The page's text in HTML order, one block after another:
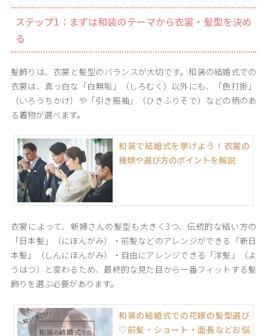
ステップ1：まずは和装のテーマから衣裳・髪型を決め
る
髪飾りは、衣裳と髪型のバランスが大切です。和装の結婚式での
衣裳は、真っ白な「白無垢」（しろむく）以外にも、「色打掛」
（いろうちかけ）や「引き振袖」（ひきふりそで）などの柄のあ
る着物が選べます。
和装で結婚式を挙げよう！衣裳の
種類や選び方のポイントを解説
衣裳によって、新婦さんの髪型も大きく3つ、伝統的な結い方の
「日本髪」（にほんがみ）・前髪などのアレンジができる「新日
本髪」（しんにほんがみ）・自由にアレンジできる「洋髪」（よ
うはつ）と変わるため、最終的な見た目から一番フィットする髪
飾りを選ぶ必要があります。
和装の結婚式での花嫁の髪型選び
♡前髪・ショート・面長などお悩